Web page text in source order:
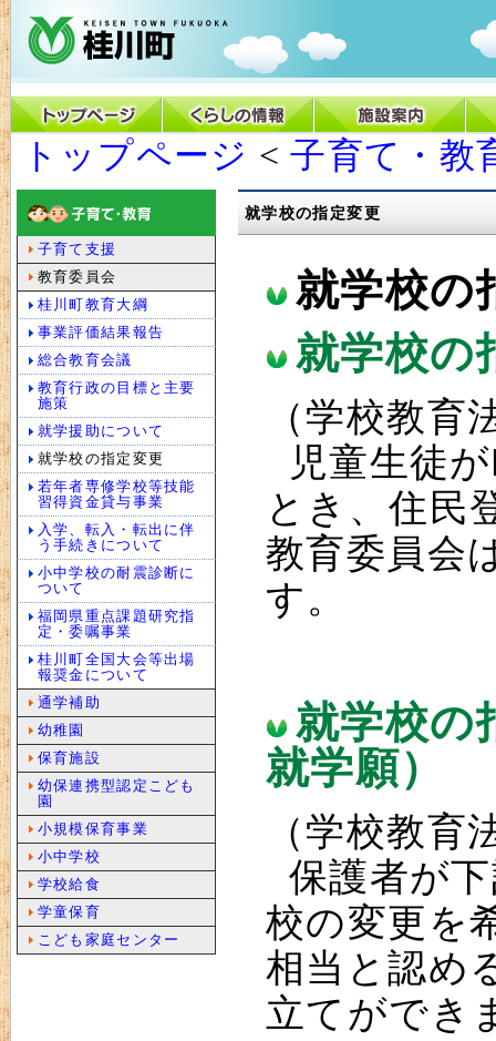
トップページ <子育て・教
就学校の指定変更
就学校の
就学校の
（学校教
児童生徒
とき、住民
教育委員会
す。
就学校の
就学願）
（学校教
保護者が
校の変更を
相当と認め
立てができ
子育て支援
教育委員会
桂川町教育大綱
事業評価結果報告
総合教育会議
教育行政の目標と主要
施策
就学援助について
就学校の指定変更
若年者専修学校等技能
習得資金貸与事業
入学、転入・転出に伴
う手続きについて
小中学校の耐震診断に
ついて
福岡県重点課題研究指
定・委嘱事業
桂川町全国大会等出場
報奨金について
通学補助
幼稚園
保育施設
幼保連携型認定こども
園
小規模保育事業
小中学校
学校給食
学童保育
こども家庭センター